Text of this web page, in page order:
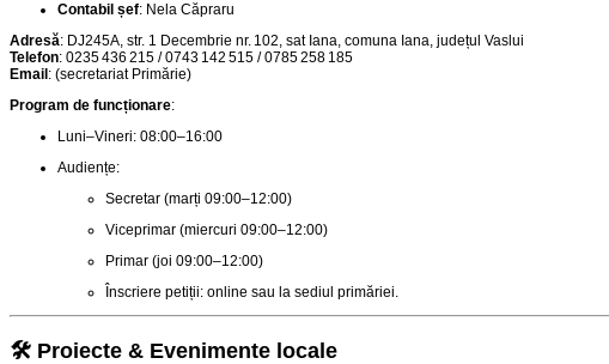
Contabil șef: Nela Căpraru
Adresă: DJ245A, str. 1 Decembrie nr. 102, sat Iana, comuna Iana, județul Vaslui
Telefon: 0235 436 215 / 0743 142 515 / 0785 258 185
Email : (secretariat Primărie)
Program de funcționare:
Luni–Vineri: 08:00–16:00
Audiențe:
Secretar (marți 09:00–12:00)
Viceprimar (miercuri 09:00–12:00)
Primar (joi 09:00–12:00)
Înscriere petiții: online sau la sediul primăriei.
🛠️ Proiecte & Evenimente locale